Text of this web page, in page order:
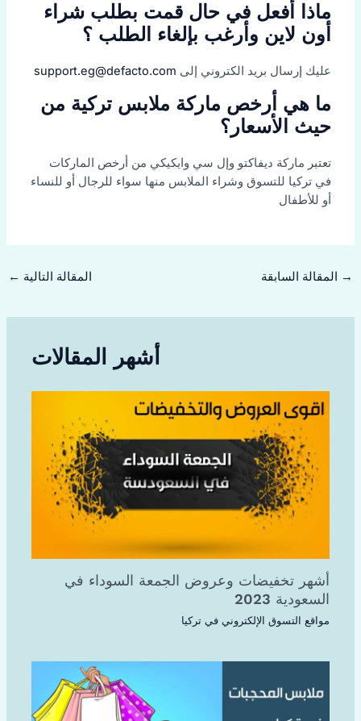
ماذا أفعل في حال قمت بطلب شراء
أون لاين وأرغب بإلغاء الطلب ؟
عليك إرسال بريد الكتروني إلى support.eg@defacto.com
ما هي أرخص ماركة ملابس تركية من
حيث الأسعار؟
تعتبر ماركة ديفاكتو وإل سي وايكيكي من أرخص الماركات
في تركيا للتسوق وشراء الملابس منها سواء للرجال أو للنساء
أو للأطفال
→ المقالة السابقة المقالة التالية ←
أشهر المقالات
أشهر تخفيضات وعروض الجمعة السوداء في
السعودية 2023
مواقع التسوق الإلكتروني في تركيا